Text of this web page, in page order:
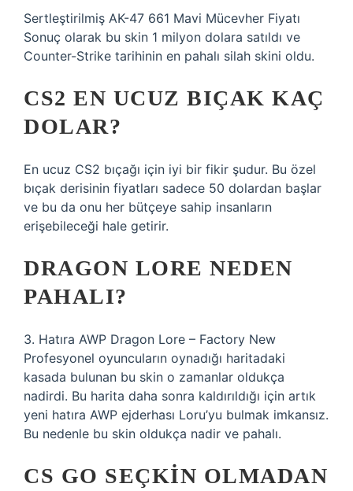
Sertleştirilmiş AK-47 661 Mavi Mücevher Fiyatı
Sonuç olarak bu skin 1 milyon dolara satıldı ve
Counter-Strike tarihinin en pahalı silah skini oldu.
CS2 EN UCUZ BIÇAK KAÇ
DOLAR?
En ucuz CS2 bıçağı için iyi bir fikir şudur. Bu özel
bıçak derisinin fiyatları sadece 50 dolardan başlar
ve bu da onu her bütçeye sahip insanların
erişebileceği hale getirir.
DRAGON LORE NEDEN
PAHALI?
3. Hatıra AWP Dragon Lore – Factory New
Profesyonel oyuncuların oynadığı haritadaki
kasada bulunan bu skin o zamanlar oldukça
nadirdi. Bu harita daha sonra kaldırıldığı için artık
yeni hatıra AWP ejderhası Loru’yu bulmak imkansız.
Bu nedenle bu skin oldukça nadir ve pahalı.
CS GO SEÇKIN OLMADAN